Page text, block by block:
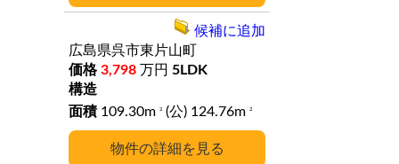
詳細
広島県呉市東片山町
3,798 万円 5LDK
109.30m 2 (公) 124.76m 2
候補に追加